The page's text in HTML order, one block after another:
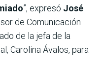
”, expresó José
de Comunicación
de la jefa de la
Carolina Ávalos, para